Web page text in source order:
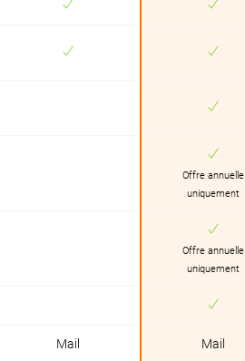
Offre annuelle
uniquement
Offre annuelle
uniquement
Mail Mail